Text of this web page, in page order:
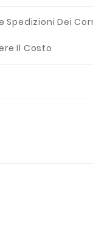
Spedizioni Dei
Il Costo